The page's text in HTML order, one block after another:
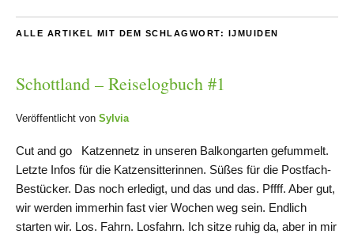
ALLE ARTIKEL MIT DEM SCHLAGWORT: IJMUIDEN
Schottland – Reiselogbuch #1
Veröffentlicht von Sylvia
Cut and go Katzennetz in unseren Balkongarten gefummelt.
Letzte Infos für die Katzensitterinnen. Süßes für die Postfach-
Bestücker. Das noch erledigt, und das und das. Pffff. Aber gut,
wir werden immerhin fast vier Wochen weg sein. Endlich
starten wir. Los. Fahrn. Losfahrn. Ich sitze ruhig da, aber in mir